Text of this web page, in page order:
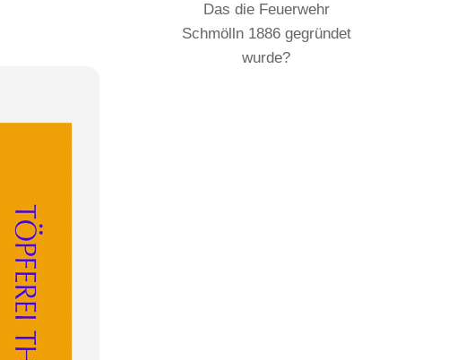
Das die Feuerwehr
Schmölln 1886 gegründet
wurde?